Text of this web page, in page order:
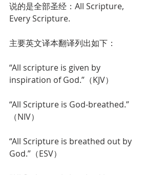
说的是全部圣经：All Scripture,
Every Scripture.
主要英文译本翻译列出如下：
“All scripture is given by
inspiration of God.”（KJV）
“All Scripture is God-breathed.”
（NIV）
“All Scripture is breathed out by
God.”（ESV）